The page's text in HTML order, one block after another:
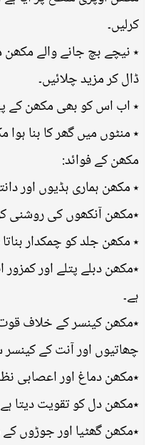
کرلیں۔
٭ نیچے بچ جانے والے مکھن
ڈال کر مزید چلائیں۔
٭ اب اس کو بھی مکھن کے
٭ منٹوں میں گھر کا بنا ہوا
مکھن کے فوائد:
٭ مکھن ہماری ہڈیوں اور
٭مکھن آنکھوں کی روشنی
٭ مکھن جلد کو چمکدار
٭مکھن دبلے پتلے اور کمزور
ہے۔
٭مکھن کینسر کے خلاف
چھاتیوں اور آنت کے
٭مکھن دماغ اور اعصابی
٭مکھن دل کو تقویت دیتا
٭مکھن گھٹیا اور جوڑوں